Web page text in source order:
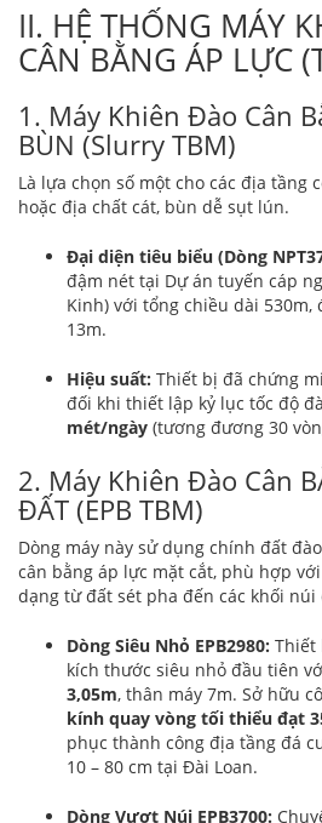
II. HỆ THỐNG MÁY
CÂN BẰNG ÁP LỰC
1. Máy Khiên Đào Cân
BÙN (Slurry TBM)
Là lựa chọn số một cho các địa tầng
hoặc địa chất cát, bùn dễ sụt lún.
Đại diện tiêu biểu (Dòng
đậm nét tại Dự án tuyến cáp
Kinh) với tổng chiều dài 530m,
13m.
Hiệu suất: Thiết bị đã chứng
đối khi thiết lập kỷ lục tốc độ
mét/ngày (tương đương 30
2. Máy Khiên Đào Cân
ĐẤT (EPB TBM)
Dòng máy này sử dụng chính đất
cân bằng áp lực mặt cắt, phù hợp
dạng từ đất sét pha đến các khối núi
Dòng Siêu Nhỏ EPB2980: Thiết
kích thước siêu nhỏ đầu tiên
3,05m, thân máy 7m. Sở hữu
kính quay vòng tối thiểu đạt
phục thành công địa tầng đá
10 – 80 cm tại Đài Loan.
Dòng Vượt Núi EPB3700: